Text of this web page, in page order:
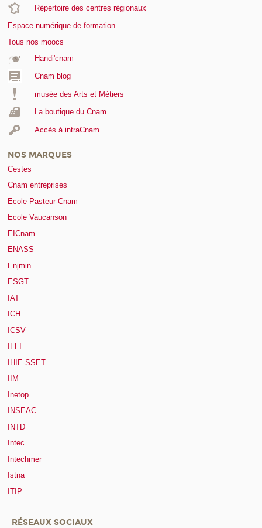
Répertoire des centres régionaux
Espace numérique de formation
Tous nos moocs
Handi'cnam
Cnam blog
musée des Arts et Métiers
La boutique du Cnam
Accès à intraCnam
NOS MARQUES
Cestes
Cnam entreprises
Ecole Pasteur-Cnam
Ecole Vaucanson
EICnam
ENASS
Enjmin
ESGT
IAT
ICH
ICSV
IFFI
IHIE-SSET
IIM
Inetop
INSEAC
INTD
Intec
Intechmer
Istna
ITIP
RÉSEAUX SOCIAUX